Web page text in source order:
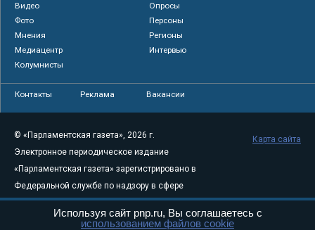
Видео
Опросы
Фото
Персоны
Мнения
Регионы
Медиацентр
Интервью
Колумнисты
Контакты Реклама Вакансии
© «Парламентская газета», 2026 г.
Электронное периодическое издание
«Парламентская газета» зарегистрировано в
Федеральной службе по надзору в сфере
связи, информационных технологий и
массовых коммуникаций (Роскомнадзор) 05
Карта сайта
Используя сайт pnp.ru, Вы соглашаетесь с
использованием файлов cookie